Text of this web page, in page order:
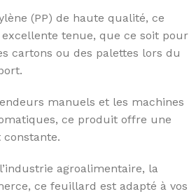
(PP) de haute qualité, ce
tenue, que ce soit pour
cartons ou des palettes lors du
manuels et les machines
ce produit offre une
agroalimentaire, la
ce feuillard est adapté à vos